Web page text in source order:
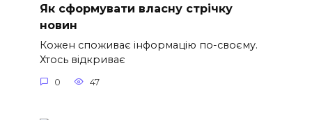
Як сформувати власну стрічку
новин
Кожен споживає інформацію по-своєму.
Хтось відкриває
0 47